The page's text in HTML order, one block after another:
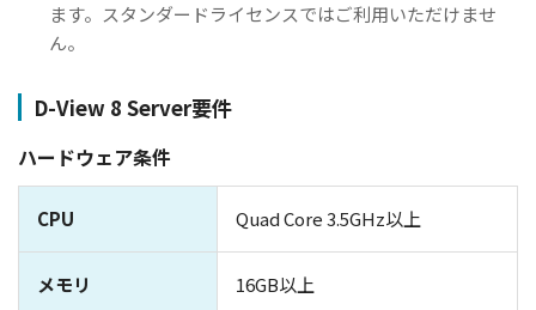
ます。スタンダードライセンスではご利用いただけませ
ん。
D-View 8 Server要件
ハードウェア条件
CPU Quad Core 3.5GHz以上
メモリ 16GB以上